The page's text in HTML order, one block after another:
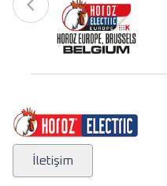
İletişim